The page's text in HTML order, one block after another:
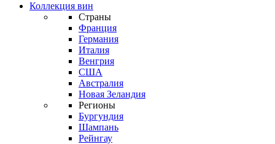
Коллекция вин
Страны
Франция
Германия
Италия
Венгрия
США
Австралия
Новая Зеландия
Регионы
Бургундия
Шампань
Рейнгау